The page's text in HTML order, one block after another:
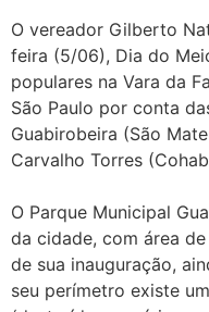
O vereador Gilberto
feira (5/06), Dia do
populares na Vara da
São Paulo por conta
Guabirobeira (São
Carvalho Torres
O Parque Municipal
da cidade, com área
de sua inauguração,
seu perímetro existe